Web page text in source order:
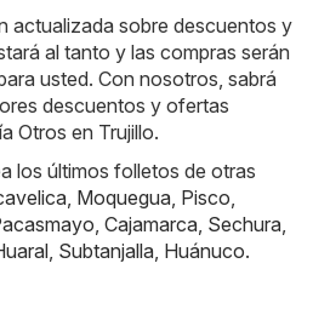
actualizada sobre descuentos y
al tanto y las compras serán
usted. Con nosotros, sabrá
descuentos y ofertas
Otros en Trujillo.
los últimos folletos de otras
Moquegua Pisco
Cajamarca Sechura
Subtanjalla Huánuco.